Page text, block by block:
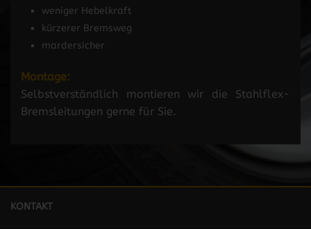
weniger Hebelkraft
kürzerer Bremsweg
mardersicher
Montage:
Selbstverständlich montieren wir die Stahlflex-
Bremsleitungen gerne für Sie.
KONTAKT